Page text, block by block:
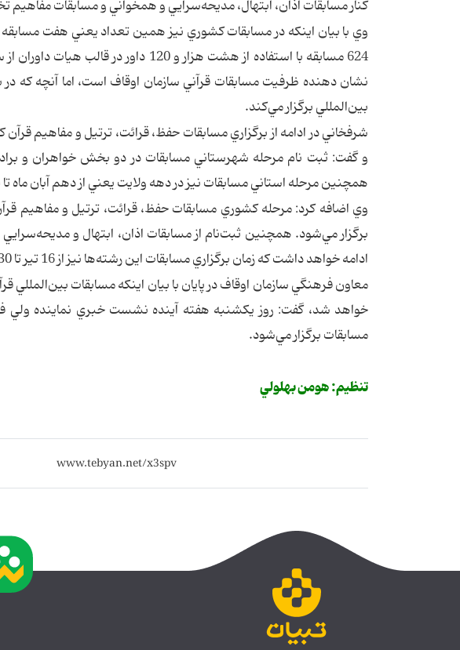
كنار مسابقات اذان، ابتهال، مديحه‌سرايي و همخواني و مسابقات
وي با بيان اينكه در مسابقات كشوري نيز همين تعداد يعني هفت
624 مسابقه با استفاده از هشت هزار و
نشان دهنده ظرفيت مسابقات قرآني سازمان اوقاف است، اما آنچه كه
بين‌المللي برگزار مي‌كند.
شرفخاني در ادامه از برگزاري مسابقات حفظ، قرائت، ترتيل و مفاهيم
و گفت: ثبت نام مرحله شهرستاني مسابقات در دو بخش خواهران و
همچنين مرحله استاني مسابقات نيز در دهه ولايت يعني از دهم آبان ماه
برگزار مي‌شود. همچنين ثبت‌نام از مسابقات اذان، ابتهال و
ادامه خواهد داشت كه زمان برگزاري مسابقات اين رشته‌ها نيز از 16 تير تا 30 تيرماه خواهد بود.
معاون فرهنگي سازمان اوقاف در پايان با بيان اينكه مسابقات
خواهد شد، گفت: روز يكشنبه هفته آينده نشست خبري نماينده ولي
مسابقات برگزار مي‌شود.
تنظيم: هومن بهلولي